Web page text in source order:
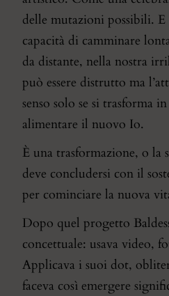
delle mutazioni possibili. E
capacità di camminare
da distante, nella nostra
può essere distrutto ma
senso solo se si trasforma
alimentare il nuovo Io.
È una trasformazione, o la
deve concludersi con il
per cominciare la nuova
Dopo quel progetto
concettuale: usava video,
Applicava i suoi dot,
faceva così emergere